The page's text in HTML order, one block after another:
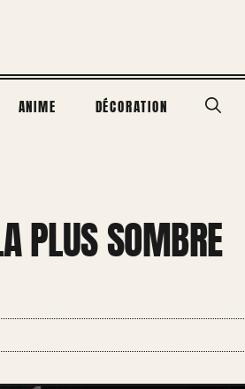
ANIME DÉCORATION
PLUS SOMBRE